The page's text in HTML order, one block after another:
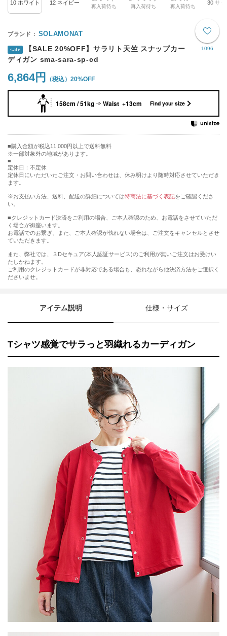
10 ホワイト 12 ネイビー
再入荷待ち 再入荷待ち 再入荷待ち
1096
SOLAMONAT
sale
【SALE 20%OFF】サラリト天竺 スナップカー
ディガン sma-sara-sp-cd
6,864円 20%OFF
158cm / 51kg Waist +13cm Find your size
購入金額が税込11,000円以上で送料無料
※一部対象外の地域があります。
定休日：不定休
定休日にいただいたご注文・お問い合わせは、休み明けより随時対応させていただき
ます。
※お支払い方法、送料、配送の詳細については特商法に基づく表記をご確認くださ
い。
■クレジットカード決済をご利用の場合、ご本人確認のため、お電話をさせていただ
く場合が御座います。
お電話でのお繋ぎ、また、ご本人確認が執れない場合は、ご注文をキャンセルとさせ
ていただきます。
また、弊社では、３Dセキュア(本人認証サービス)のご利用が無いご注文はお受けい
たしかねます。
ご利用のクレジットカードが非対応である場合も、恐れながら他決済方法をご選択く
ださいませ。
アイテム説明 仕様・サイズ
Tシャツ感覚でサラっと羽織れるカーディガン